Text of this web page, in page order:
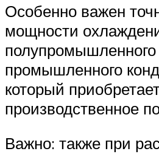
Особенно важен
мощности
полупромышленного
промышленного
который
производственное
Важно: также при